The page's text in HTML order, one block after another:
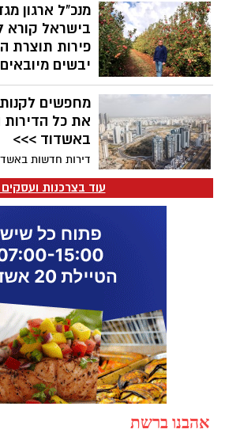
לשימור ולשיפור
לפעילויות פנאי
סנכרון נדיר בין
המוטוריקה העדינה
בישראל בתחום
נעים עוקב מקרוב
הגיל השלישי.
מורה לגיטרה
50 ומעלה לשלב
מנכ"ל ארגון
בישראל קורא
פירות תוצרת
יבשים
בחקלאי
בגבולות
דווקא כעת
שיקום ענף המטעים
ומתמודדים עם
לקראת ט"ו בשבט-
ישראליים, במקום
מחפשים
את כל
באשדוד >>>
דירות חדשות
עוד בצרכנות
אהבנו ברשת